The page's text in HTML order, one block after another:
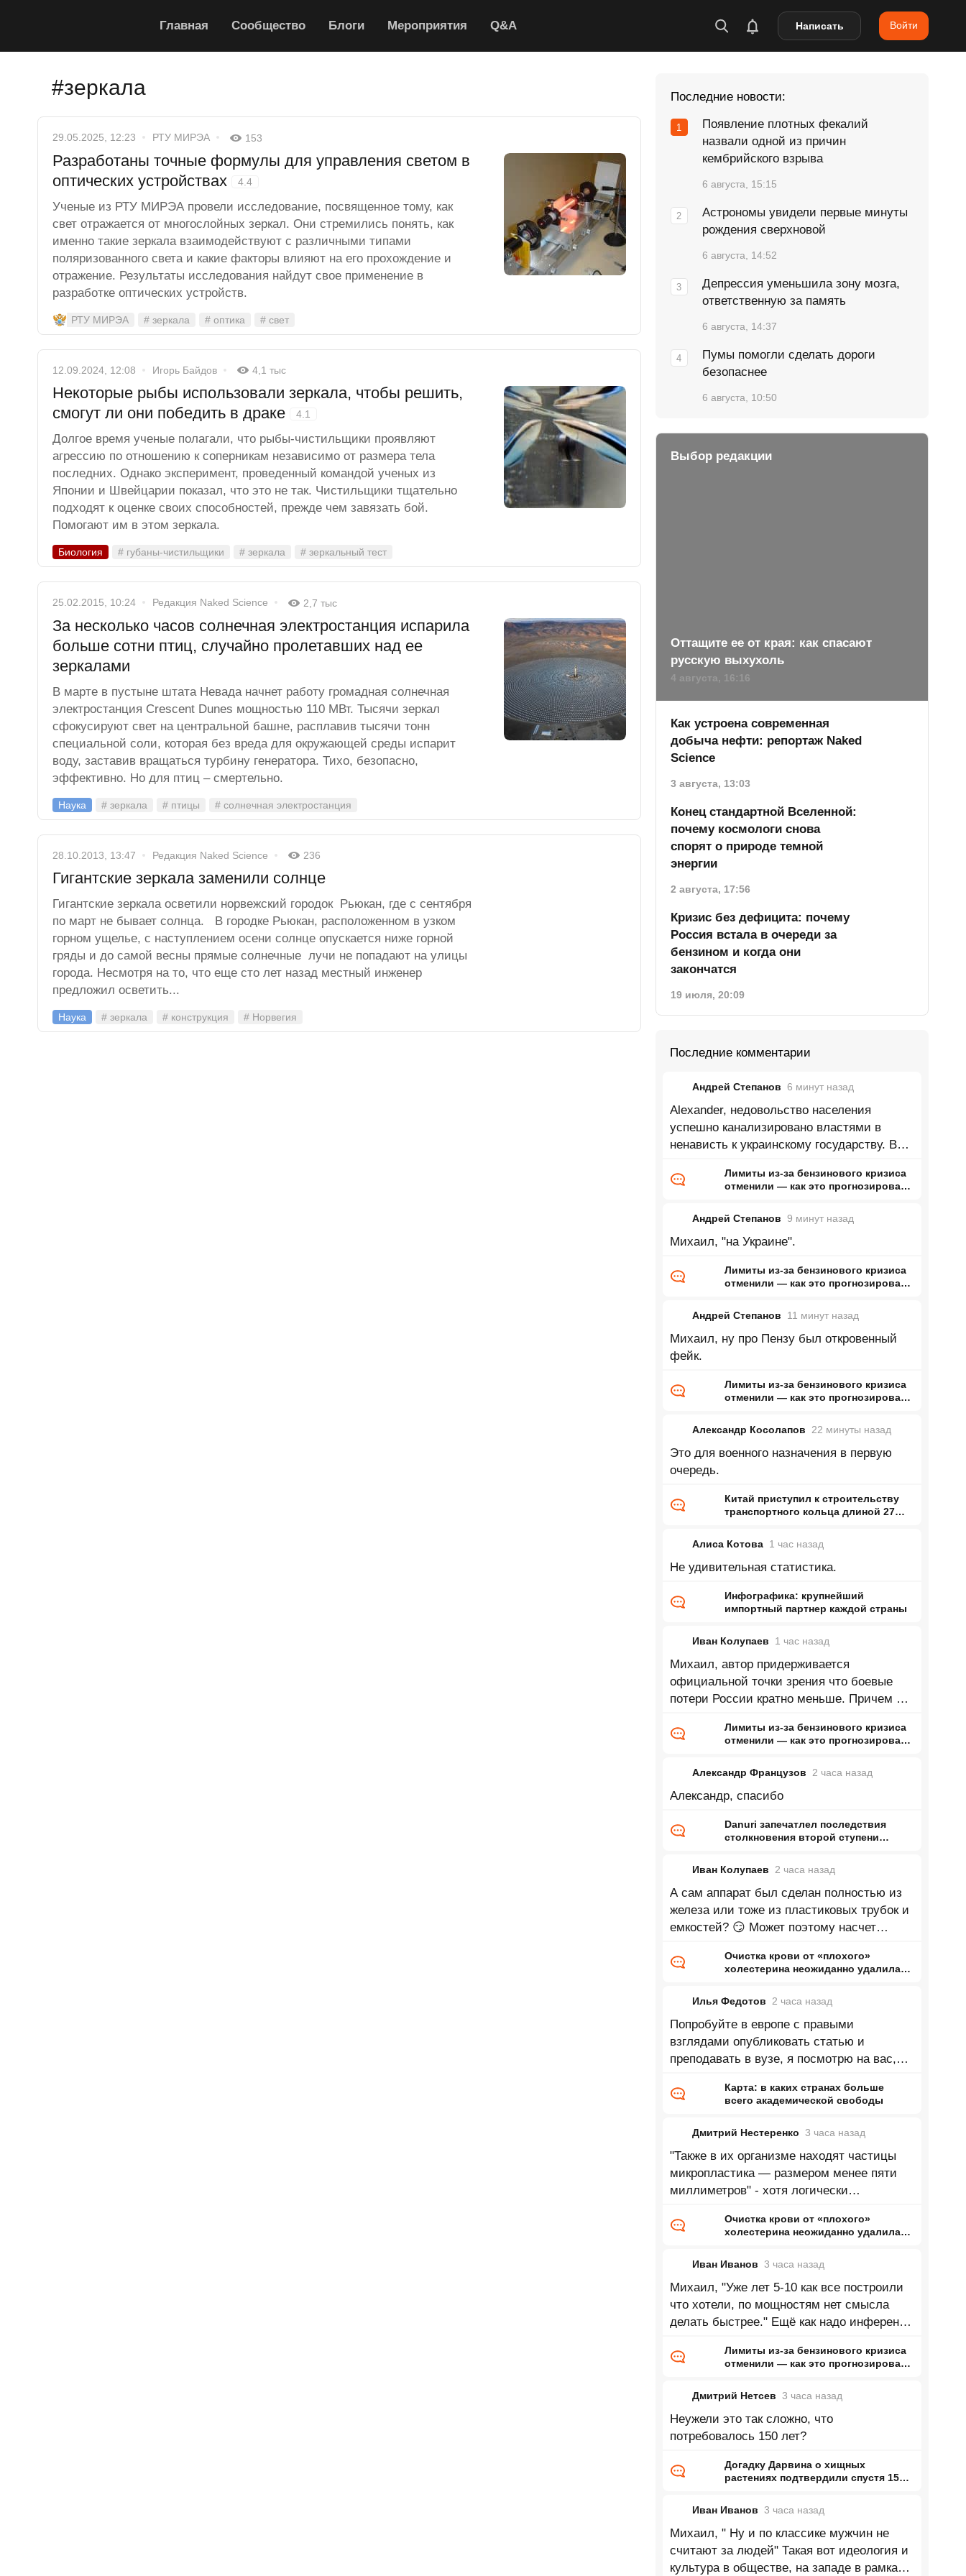
Главная Сообщество Блоги Мероприятия Q&A Написать Войти
#зеркала
29.05.2025, 12:23 РТУ МИРЭА 153
Разработаны точные формулы для управления светом в
оптических устройствах
4.4
Ученые из РТУ МИРЭА провели исследование, посвященное тому, как
свет отражается от многослойных зеркал. Они стремились понять, как
именно такие зеркала взаимодействуют с различными типами
поляризованного света и какие факторы влияют на его прохождение и
отражение. Результаты исследования найдут свое применение в
разработке оптических устройств.
РТУ МИРЭА # зеркала # оптика # свет
12.09.2024, 12:08 Игорь Байдов 4,1 тыс
Некоторые рыбы использовали зеркала, чтобы решить,
смогут ли они победить в драке
4.1
Долгое время ученые полагали, что рыбы-чистильщики проявляют
агрессию по отношению к соперникам независимо от размера тела
последних. Однако эксперимент, проведенный командой ученых из
Японии и Швейцарии показал, что это не так. Чистильщики тщательно
подходят к оценке своих способностей, прежде чем завязать бой.
Помогают им в этом зеркала.
Биология # губаны-чистильщики # зеркала # зеркальный тест
25.02.2015, 10:24 Редакция Naked Science 2,7 тыс
За несколько часов солнечная электростанция испарила
больше сотни птиц, случайно пролетавших над ее
зеркалами
В марте в пустыне штата Невада начнет работу громадная солнечная
электростанция Crescent Dunes мощностью 110 МВт. Тысячи зеркал
сфокусируют свет на центральной башне, расплавив тысячи тонн
специальной соли, которая без вреда для окружающей среды испарит
воду, заставив вращаться турбину генератора. Тихо, безопасно,
эффективно. Но для птиц – смертельно.
Наука # зеркала # птицы # солнечная электростанция
28.10.2013, 13:47 Редакция Naked Science 236
Гигантские зеркала заменили солнце
Гигантские зеркала осветили норвежский городок Рьюкан, где с сентября
по март не бывает солнца. В городке Рьюкан, расположенном в узком
горном ущелье, с наступлением осени солнце опускается ниже горной
гряды и до самой весны прямые солнечные лучи не попадают на улицы
города. Несмотря на то, что еще сто лет назад местный инженер
предложил осветить...
Наука # зеркала # конструкция # Норвегия
Последние новости:
Появление плотных фекалий
назвали одной из причин
кембрийского взрыва
6 августа, 15:15
Астрономы увидели первые минуты
рождения сверхновой
6 августа, 14:52
Депрессия уменьшила зону мозга,
ответственную за память
6 августа, 14:37
Пумы помогли сделать дороги
безопаснее
6 августа, 10:50
Выбор редакции
Оттащите ее от края: как спасают
русскую выхухоль
4 августа, 16:16
Как устроена современная
добыча нефти: репортаж Naked
Science
3 августа, 13:03
Конец стандартной Вселенной:
почему космологи снова
спорят о природе темной
энергии
2 августа, 17:56
Кризис без дефицита: почему
Россия встала в очереди за
бензином и когда они
закончатся
19 июля, 20:09
Последние комментарии
Андрей Степанов 6 минут назад
Alexander, недовольство населения
успешно канализировано властями в
ненависть к украинскому государству. В
не
Лимиты из-за бензинового кризиса
отменили — как это прогнозировал
Андрей Степанов 9 минут назад
Михаил, "на Украине".
Лимиты из-за бензинового кризиса
отменили — как это прогнозировал
Андрей Степанов
11 минут назад
Михаил, ну про Пензу был откровенный
фейк.
Лимиты из-за бензинового кризиса
отменили — как это прогнозировал
Александр Косолапов
22 минуты назад
Это для военного назначения в первую
очередь.
Китай приступил к строительству
транспортного кольца длиной 27
Алиса Котова 1 час назад
Не удивительная статистика.
Инфографика: крупнейший
импортный партнер каждой страны
Иван Колупаев 1 час назад
Михаил, автор придерживается
официальной точки зрения что боевые
потери России кратно меньше. Причем по
Лимиты из-за бензинового кризиса
отменили — как это прогнозировал
Александр Французов
2 часа назад
Александр, спасибо
Danuri запечатлел последствия
столкновения второй ступени
Иван Колупаев
2 часа назад
А сам аппарат был сделан полностью из
железа или тоже из пластиковых трубок и
емкостей? 😏 Может поэтому насчет
Очистка крови от «плохого»
холестерина неожиданно удалила
Илья Федотов
2 часа назад
Попробуйте в европе с правыми
взглядами опубликовать статью и
преподавать в вузе, я посмотрю на вас,
и
Карта: в каких странах больше
всего академической свободы
Дмитрий Нестеренко 3 часа назад
"Также в их организме находят частицы
микропластика — размером менее пяти
миллиметров" - хотя логически
мм
Очистка крови от «плохого»
холестерина неожиданно удалила
Иван Иванов 3 часа назад
Михаил, "Уже лет 5-10 как все построили
что хотели, по мощностям нет смысла
делать быстрее." Ещё как надо инференс
Лимиты из-за бензинового кризиса
отменили — как это прогнозировал
Дмитрий Нетсев 3 часа назад
Неужели это так сложно, что
потребовалось 150 лет?
Догадку Дарвина о хищных
растениях подтвердили спустя 150
Иван Иванов 3 часа назад
Михаил, " Ну и по классике мужчин не
считают за людей" Такая вот идеология и
культура в обществе, на западе в рамках